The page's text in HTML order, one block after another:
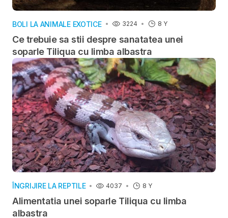
BOLI LA ANIMALE EXOTICE 3224 8 Y
Ce trebuie sa stii despre sanatatea unei
soparle Tiliqua cu limba albastra
ÎNGRIJIRE LA REPTILE 4037 8 Y
Alimentatia unei soparle Tiliqua cu limba
albastra